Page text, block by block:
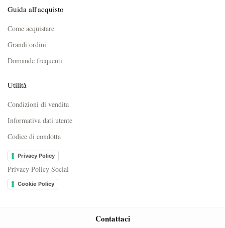
Guida all'acquisto
Come acquistare
Grandi ordini
Domande frequenti
Utilità
Condizioni di vendita
Informativa dati utente
Codice di condotta
Privacy Policy
Privacy Policy Social
Cookie Policy
Contattaci